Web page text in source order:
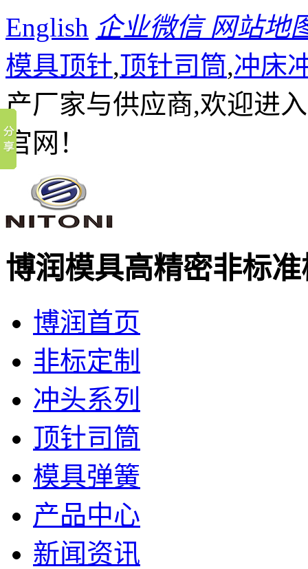
English 企业微信网站地
模具顶针,顶针司筒,冲床
产厂家与供应商,欢迎进
官网！
博润模具高精密非标
博润首页
非标定制
冲头系列
顶针司筒
模具弹簧
产品中心
新闻资讯